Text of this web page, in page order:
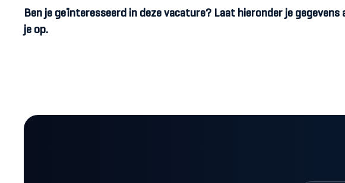
Ben je geïnteresseerd in deze vacature? Laat hieronder je
je op.